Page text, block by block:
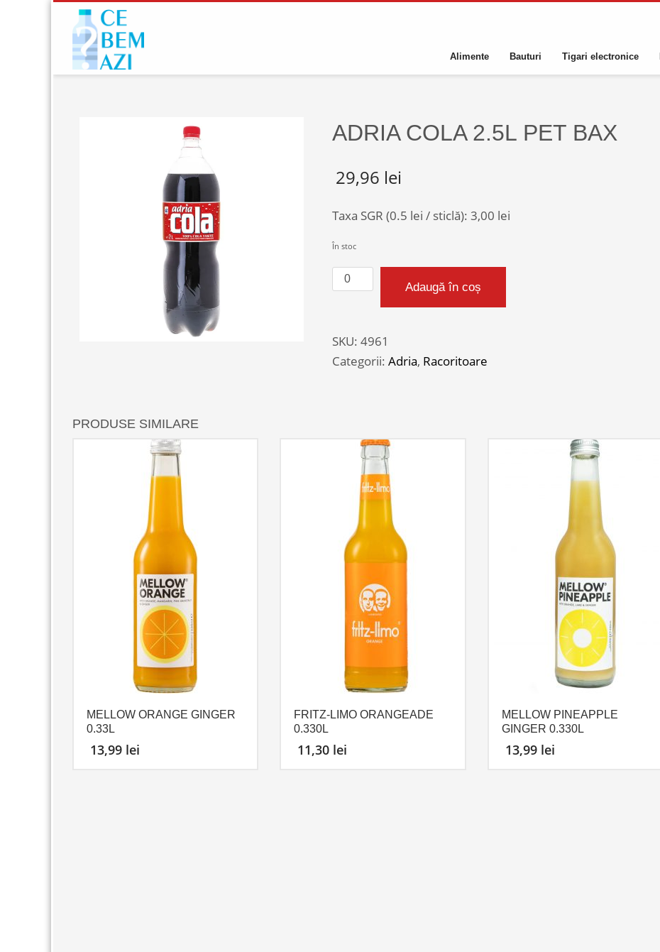
Alimente Bauturi Tigari electronice
ADRIA COLA 2.5L PET BAX
29,96 lei
Taxa SGR (0.5 lei / sticlă): 3,00 lei
În stoc
Cantitate
ADRIA
2.5L
PET
Adaugă în coș
SKU: 4961
Categorii: Adria, Racoritoare
PRODUSE SIMILARE
MELLOW ORANGE GINGER
0.33L
13,99 lei
FRITZ-LIMO ORANGEADE
0.330L
11,30 lei
MELLOW PINEAPPLE
GINGER 0.330L
13,99 lei